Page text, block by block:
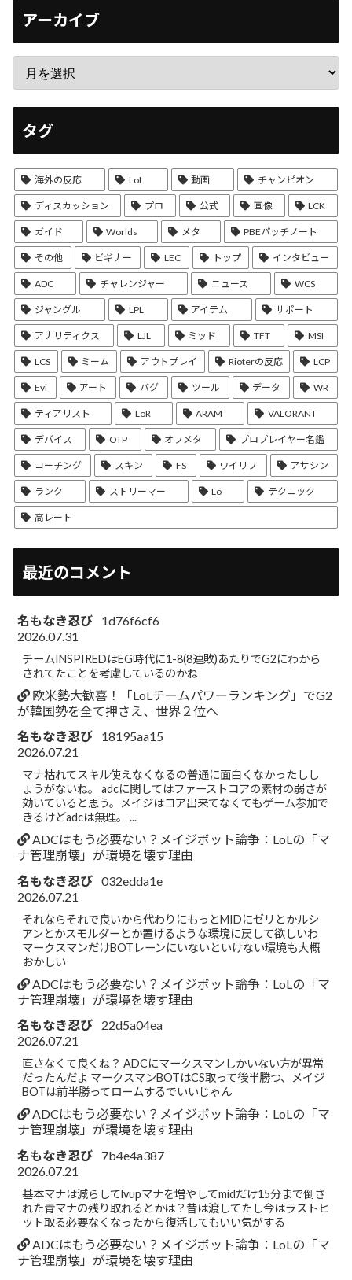
アーカイブ
タグ
海外の反応 LoL 動画 チャンピオン
ディスカッション プロ 公式 画像 LCK
ガイド Worlds メタ PBEパッチノート
その他 ビギナー LEC トップ インタビュー
ADC チャレンジャー ニュース WCS
ジャングル LPL アイテム サポート
アナリティクス LJL ミッド TFT MSI
LCS ミーム アウトプレイ Rioterの反応 LCP
Evi アート バグ ツール データ WR
ティアリスト LoR ARAM VALORANT
デバイス OTP オフメタ プロプレイヤー名鑑
コーチング スキン FS ワイリフ アサシン
ランク ストリーマー Lo テクニック
高レート
最近のコメント
名もなき忍び
1d76f6cf6
2026.07.31
チームINSPIREDはEG時代に1-8(8連敗)あたりでG2にわから
されてたことを考慮しているのかね
欧米勢大歓喜！「LoLチームパワーランキング」でG2
が韓国勢を全て押さえ、世界２位へ
名もなき忍び
18195aa15
2026.07.21
マナ枯れてスキル使えなくなるの普通に面白くなかったしし
ょうがないね。 adcに関してはファーストコアの素材の弱さが
効いていると思う。メイジはコア出来てなくてもゲーム参加で
きるけどadcは無理。 ...
ADCはもう必要ない？メイジボット論争：LoLの「マ
ナ管理崩壊」が環境を壊す理由
名もなき忍び 032edda1e
2026.07.21
それならそれで良いから代わりにもっとMIDにゼリとかルシ
アンとかスモルダーとか置けるような環境に戻して欲しいわ
マークスマンだけBOTレーンにいないといけない環境も大概
おかしい
ADCはもう必要ない？メイジボット論争：LoLの「マ
ナ管理崩壊」が環境を壊す理由
名もなき忍び
22d5a04ea
2026.07.21
直さなくて良くね？ ADCにマークスマンしかいない方が異常
だったんだよ マークスマンBOTはCS取って後半勝つ、メイジ
BOTは前半勝ってロームするでいいじゃん
ADCはもう必要ない？メイジボット論争：LoLの「マ
ナ管理崩壊」が環境を壊す理由
名もなき忍び
7b4e4a387
2026.07.21
基本マナは減らしてlvupマナを増やしてmidだけ15分まで倒さ
れた青マナの残り取れるとかは？昔は渡してたし今はラストヒ
ット取る必要なくなったから復活してもいい気がする
ADCはもう必要ない？メイジボット論争：LoLの「マ
ナ管理崩壊」が環境を壊す理由